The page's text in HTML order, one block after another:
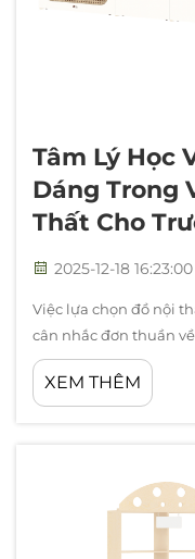
Tâm Lý Học
Dáng Trong
Thất Cho
2025-12-18 16:23:00
Việc lựa chọn đồ nội
cân nhắc đơn thuần
trường giáo dục hiện
trong thiết kế lớp học
XEM THÊM